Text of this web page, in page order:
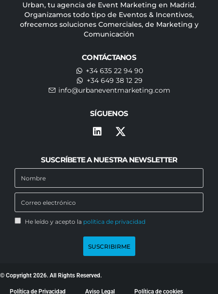
Urban, tu agencia de Event Marketing en Madrid.
Organizamos todo tipo de Eventos & Incentivos,
ofrecemos soluciones Comerciales, de Marketing y
Comunicación
CONTÁCTANOS
+34 635 22 94 90
+34 649 38 12 29
info@urbaneventmarketing.com
SÍGUENOS
SUSCRÍBETE A NUESTRA NEWSLETTER
He leído y acepto la política de privacidad
SUSCRIBIRME
© Copyright 2026. All Rights Reserved.
Política de Privacidad Aviso Legal Política de cookies